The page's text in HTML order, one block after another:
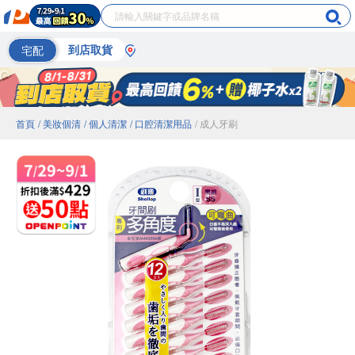
宅配 到店取貨
首頁 / 美妝個清 / 個人清潔 / 口腔清潔用品 / 成人牙刷